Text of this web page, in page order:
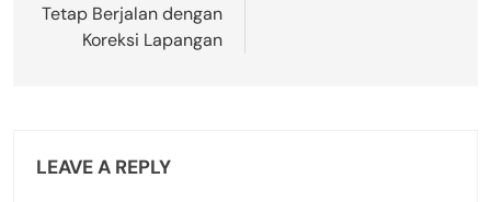
Tetap Berjalan dengan
Koreksi Lapangan
LEAVE A REPLY